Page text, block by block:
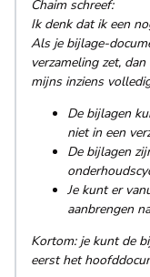
Chaim schreef:
Ik denk dat ik een
Als je bijlage-
verzameling zet,
mijns inziens
De bijlagen
niet in een
De bijlagen
Je kunt er
aanbrengen
Kortom: je kunt de
eerst het